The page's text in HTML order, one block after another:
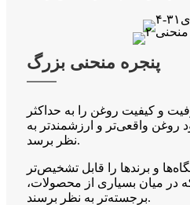
پنجره منحنی بزرگ
و کیفیت روغن را به حداکثر
واقعی‌تر و ارزشمندتر به
نظر برسد.
و برندها را قابل تشخیص‌تر
در میان بسیاری از محصولات،
برجسته‌تر به نظر برسند.